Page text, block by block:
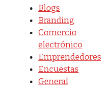
Blogs
Branding
Comercio
electrónico
Emprendedores
Encuestas
General